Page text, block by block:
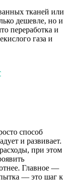
тканей или
дешевле, но и
переработка и
газа и
способ
и развивает.
при этом
Главное —
— это шаг к